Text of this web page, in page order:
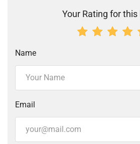
Your Rating for this
Name
Email